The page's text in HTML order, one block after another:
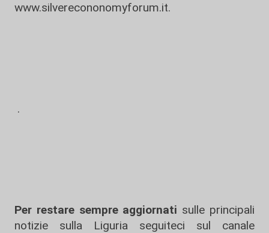
www.silverecononomyforum.it.
.
Per restare sempre aggiornati sulle principali
notizie sulla Liguria seguiteci sul canale